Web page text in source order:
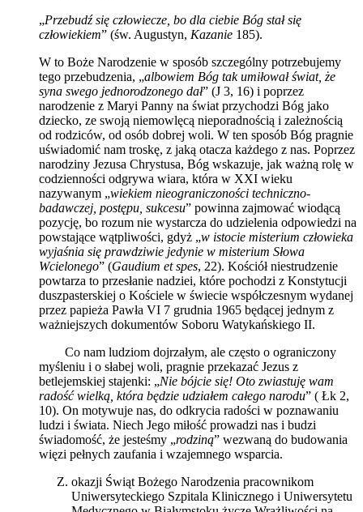
„Przebudź się człowiecze, bo dla ciebie Bóg stał się
człowiekiem” (św. Augustyn, Kazanie 185).
W to Boże Narodzenie w sposób szczególny potrzebujemy
tego przebudzenia, „albowiem Bóg tak umiłował świat, że
syna swego jednorodzonego dał” (J 3, 16) i poprzez
narodzenie z Maryi Panny na świat przychodzi Bóg jako
dziecko, ze swoją niemowlęcą nieporadnością i zależnością
od rodziców, od osób dobrej woli. W ten sposób Bóg pragnie
uświadomić nam troskę, z jaką otacza każdego z nas. Poprzez
narodziny Jezusa Chrystusa, Bóg wskazuje, jak ważną rolę w
codzienności odgrywa wiara, która w XXI wieku
nazywanym „wiekiem nieograniczoności techniczno-
badawczej, postępu, sukcesu” powinna zajmować wiodącą
pozycję, bo rozum nie wystarcza do udzielenia odpowiedzi na
powstające wątpliwości, gdyż „w istocie misterium człowieka
wyjaśnia się prawdziwie jedynie w misterium Słowa
Wcielonego” (Gaudium et spes, 22). Kościół niestrudzenie
powtarza to przesłanie nadziei, które pochodzi z Konstytucji
duszpasterskiej o Kościele w świecie współczesnym wydanej
przez papieża Pawła VI 7 grudnia 1965 będącej jednym z
ważniejszych dokumentów Soboru Watykańskiego II.
Co nam ludziom dojrzałym, ale często o ograniczony
myśleniu i o słabej woli, pragnie przekazać Jezus z
betlejemskiej stajenki: „Nie bójcie się! Oto zwiastuję wam
radość wielką, która będzie udziałem całego narodu” ( Łk 2,
10). On motywuje nas, do odkrycia radości w poznawaniu
ludzi i świata. Niech Jego miłość prowadzi nas i budzi
świadomość, że jesteśmy „rodziną” wezwaną do budowania
więzi pełnych zaufania i wzajemnego wsparcia.
okazji Świąt Bożego Narodzenia pracownikom
Uniwersyteckiego Szpitala Klinicznego i Uniwersytetu